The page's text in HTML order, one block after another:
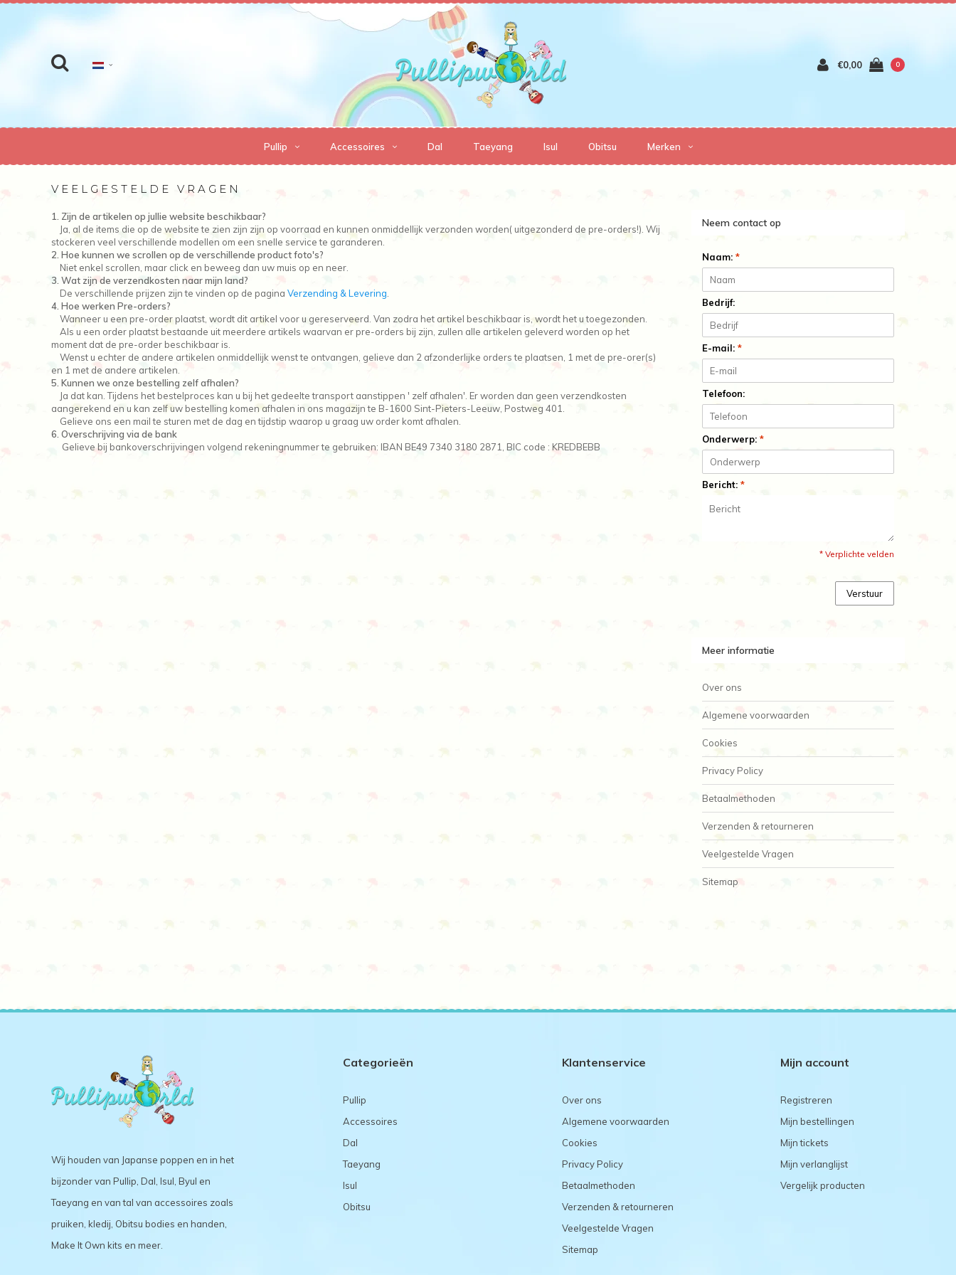
€0,00 0
Pullip Accessoires Dal Taeyang Isul Obitsu Merken
VEELGESTELDE VRAGEN
1. Zijn de artikelen op jullie website beschikbaar?
Ja, al de items die op de website te zien zijn zijn op voorraad en kunnen onmiddellijk verzonden worden( uitgezonderd de pre-orders!). Wij
stockeren veel verschillende modellen om een snelle service te garanderen.
2. Hoe kunnen we scrollen op de verschillende product foto's?
Niet enkel scrollen, maar click en beweeg dan uw muis op en neer.
3. Wat zijn de verzendkosten naar mijn land?
De verschillende prijzen zijn te vinden op de pagina Verzending & Levering.
4. Hoe werken Pre-orders?
Wanneer u een pre-order plaatst, wordt dit artikel voor u gereserveerd. Van zodra het artikel beschikbaar is, wordt het u toegezonden.
Als u een order plaatst bestaande uit meerdere artikels waarvan er pre-orders bij zijn, zullen alle artikelen geleverd worden op het
moment dat de pre-order beschikbaar is.
Wenst u echter de andere artikelen onmiddellijk wenst te ontvangen, gelieve dan 2 afzonderlijke orders te plaatsen, 1 met de pre-orer(s)
en 1 met de andere artikelen.
5. Kunnen we onze bestelling zelf afhalen?
Ja dat kan. Tijdens het bestelproces kan u bij het gedeelte transport aanstippen ' zelf afhalen'. Er worden dan geen verzendkosten
aangerekend en u kan zelf uw bestelling komen afhalen in ons magazijn te B-1600 Sint-Pieters-Leeuw, Postweg 401.
Gelieve ons een mail te sturen met de dag en tijdstip waarop u graag uw order komt afhalen.
6. Overschrijving via de bank
Gelieve bij bankoverschrijvingen volgend rekeningnummer te gebruiken: IBAN BE49 7340 3180 2871, BIC code : KREDBEBB
Neem contact op
Naam: *
Bedrijf:
E-mail: *
Telefoon:
Onderwerp: *
Bericht: *
* Verplichte velden
Verstuur
Meer informatie
Over ons
Algemene voorwaarden
Cookies
Privacy Policy
Betaalmethoden
Verzenden & retourneren
Veelgestelde Vragen
Sitemap
Wij houden van Japanse poppen en in het
bijzonder van Pullip, Dal, Isul, Byul en
Taeyang en van tal van accessoires zoals
pruiken, kledij, Obitsu bodies en handen,
Make It Own kits en meer.
Categorieën
Pullip
Accessoires
Dal
Taeyang
Isul
Obitsu
Klantenservice
Over ons
Algemene voorwaarden
Cookies
Privacy Policy
Betaalmethoden
Verzenden & retourneren
Veelgestelde Vragen
Sitemap
Mijn account
Registreren
Mijn bestellingen
Mijn tickets
Mijn verlanglijst
Vergelijk producten